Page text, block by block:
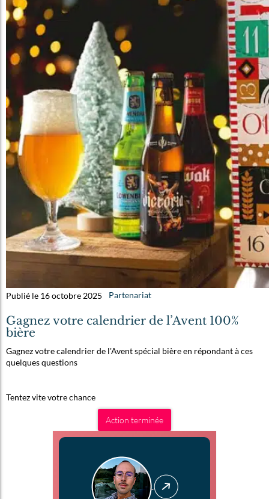
Publié le 16 octobre 2025 Partenariat
Gagnez votre calendrier de l’Avent 100%
bière
Gagnez votre calendrier de l'Avent spécial bière en répondant à ces
quelques questions
Tentez vite votre chance
Action terminée